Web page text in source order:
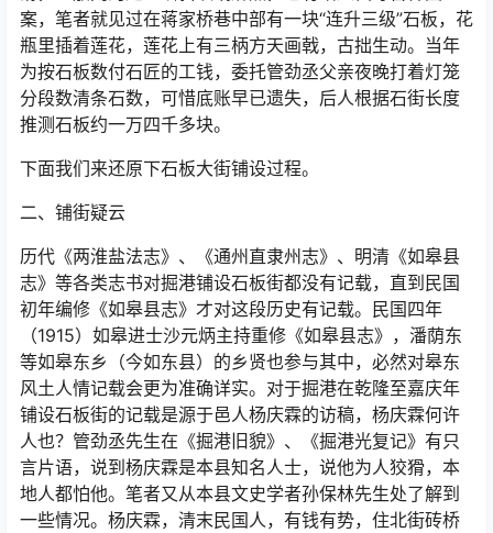
案，笔者就见过在蒋家桥巷中部有一块“连升三级”石板，花
瓶里插着莲花，莲花上有三柄方天画戟，古拙生动。当年
为按石板数付石匠的工钱，委托管劲丞父亲夜晚打着灯笼
分段数清条石数，可惜底账早已遗失，后人根据石街长度
推测石板约一万四千多块。
下面我们来还原下石板大街铺设过程。
二、铺街疑云
历代《两淮盐法志》、《通州直隶州志》、明清《如皋县
志》等各类志书对掘港铺设石板街都没有记载，直到民国
初年编修《如皋县志》才对这段历史有记载。民国四年
（1915）如皋进士沙元炳主持重修《如皋县志》，潘荫东
等如皋东乡（今如东县）的乡贤也参与其中，必然对皋东
风土人情记载会更为准确详实。对于掘港在乾隆至嘉庆年
铺设石板街的记载是源于邑人杨庆霖的访稿，杨庆霖何许
人也？管劲丞先生在《掘港旧貌》、《掘港光复记》有只
言片语，说到杨庆霖是本县知名人士，说他为人狡猾，本
地人都怕他。笔者又从本县文史学者孙保林先生处了解到
一些情况。杨庆霖，清末民国人，有钱有势，住北街砖桥